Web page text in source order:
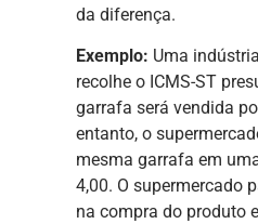
da diferença.
Exemplo: Uma
recolhe o ICMS-ST
garrafa será vendida
entanto, o
mesma garrafa em
4,00. O supermercado
na compra do produto